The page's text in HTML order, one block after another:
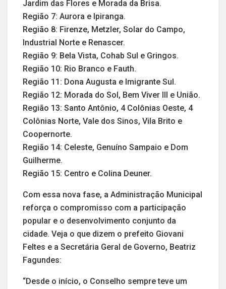
Jardim das Flores e Morada da Brisa.
Região 7: Aurora e Ipiranga.
Região 8: Firenze, Metzler, Solar do Campo,
Industrial Norte e Renascer.
Região 9: Bela Vista, Cohab Sul e Gringos.
Região 10: Rio Branco e Fauth.
Região 11: Dona Augusta e Imigrante Sul.
Região 12: Morada do Sol, Bem Viver III e União.
Região 13: Santo Antônio, 4 Colônias Oeste, 4
Colônias Norte, Vale dos Sinos, Vila Brito e
Coopernorte.
Região 14: Celeste, Genuíno Sampaio e Dom
Guilherme.
Região 15: Centro e Colina Deuner.
Com essa nova fase, a Administração Municipal
reforça o compromisso com a participação
popular e o desenvolvimento conjunto da
cidade. Veja o que dizem o prefeito Giovani
Feltes e a Secretária Geral de Governo, Beatriz
Fagundes:
“Desde o início, o Conselho sempre teve um